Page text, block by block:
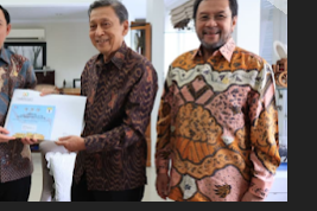
August 06, 2026
DAERAH
dengan Jaminan Sosial,
Mereka Adala...
August 06, 2026
HONDA